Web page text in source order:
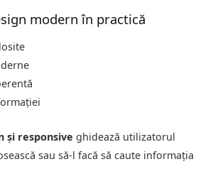
modern în practică
și responsive ghidează utilizatorul
sau să-l facă să caute informația